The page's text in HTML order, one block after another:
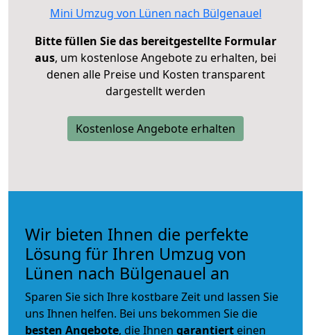
Mini Umzug von Lünen nach Bülgenauel
Bitte füllen Sie das bereitgestellte Formular
aus, um kostenlose Angebote zu erhalten, bei
denen alle Preise und Kosten transparent
dargestellt werden
Kostenlose Angebote erhalten
Wir bieten Ihnen die perfekte
Lösung für Ihren Umzug von
Lünen nach Bülgenauel an
Sparen Sie sich Ihre kostbare Zeit und lassen Sie
uns Ihnen helfen. Bei uns bekommen Sie die
besten Angebote, die Ihnen garantiert einen